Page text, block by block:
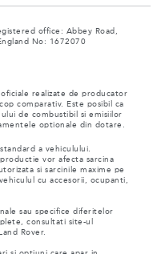
office: Abbey Road,
No: 1672070
realizate de producator
comparativ. Este posibil ca
de combustibil si emisiilor
optionale din dotare.
a vehiculului.
vor afecta sarcina
si sarcinile maxime pe
cu accesorii, ocupanti,
sau specifice diferitelor
consultati site-ul
Rover.